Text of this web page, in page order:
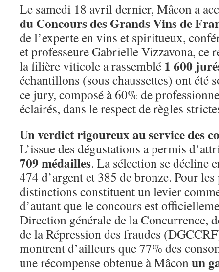
Le samedi 18 avril dernier, Mâcon a
du Concours des Grands Vins de
de l’experte en vins et spiritueux,
et professeure Gabrielle Vizzavona, ce
la filière viticole a rassemblé 1 600
échantillons (sous chaussettes) ont été
ce jury, composé à 60% de
éclairés, dans le respect de règles
Un verdict rigoureux au service des
L’issue des dégustations a permis
709 médailles. La sélection se décline
474 d’argent et 385 de bronze. Pour
distinctions constituent un levier
d’autant que le concours est
Direction générale de la Concurrence,
de la Répression des fraudes
montrent d’ailleurs que 77% des
une récompense obtenue à Mâconun